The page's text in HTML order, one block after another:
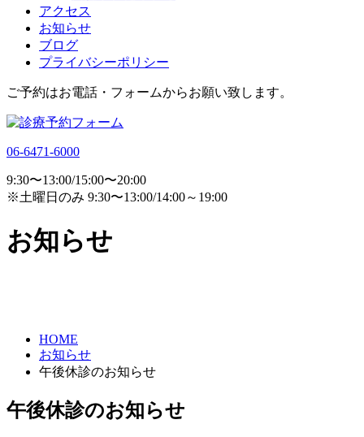
アクセス
お知らせ
ブログ
プライバシーポリシー
ご予約はお電話・フォームからお願い致します。
06-6471-6000
9:30〜13:00/15:00〜20:00
※土曜日のみ 9:30〜13:00/14:00～19:00
お知らせ
HOME
お知らせ
午後休診のお知らせ
午後休診のお知らせ